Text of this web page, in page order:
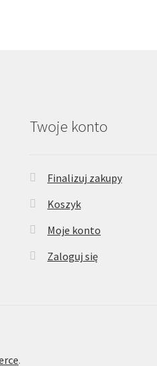
Twoje konto
Finalizuj zakupy
Koszyk
Moje konto
Zaloguj się
.